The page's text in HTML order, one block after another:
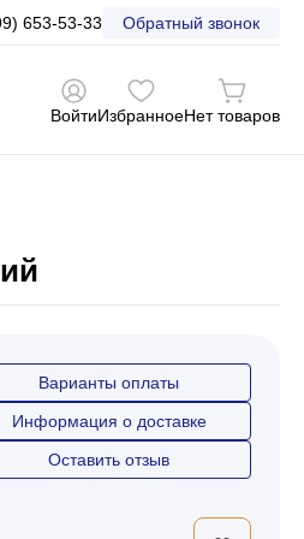
653-53-33 Обратный звонок
ВойтиИзбранноеНет товаров
Варианты оплаты
Информация о доставке
Оставить отзыв